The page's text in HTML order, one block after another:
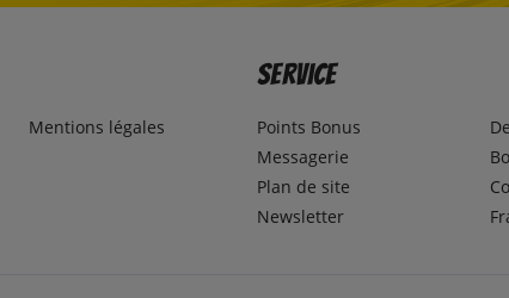
Mentions légales
Service
Points Bonus
Messagerie
Plan de site
Newsletter